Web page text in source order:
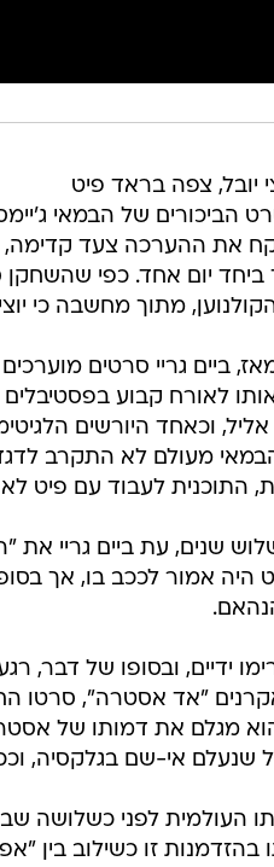
יובל, צפה בראד פיט
הביכורים של הבמאי
את ההערכה צעד קדימה,
יום אחד. כפי שהשחקן
מתוך מחשבה כי
מאז, ביים גריי סרטים
לאורח קבוע
וכאחד היורשים
מעולם לא התקרב
התוכנית לעבוד עם פיט
היה אמור לככב בו, אך
ידיים, ובסופו של דבר,
"אד אסטרה", סרטו
מגלם את דמותו של
שנעלם אי-שם בגלקסיה,
העולמית לפני כשלושה